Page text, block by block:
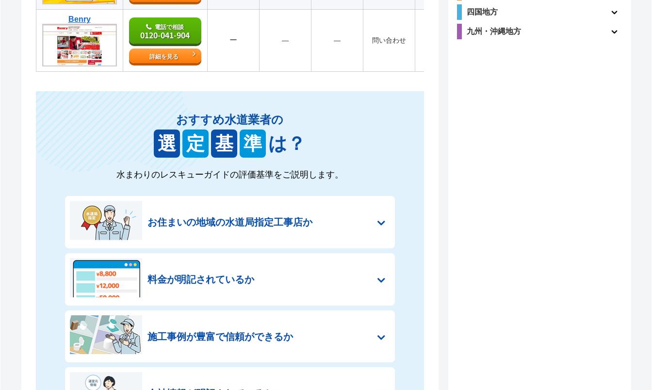
Benry
電話で相談
0120-041-904
詳細を見る
ー ― ― 問い合わせ
2.3
おすすめ水道業者の
選 定 基 準 は？
水まわりのレスキューガイドの評価基準をご説明します。
お住まいの地域の水道局指定工事店か
料金が明記されているか
施工事例が豊富で信頼ができるか
四国地方
九州・沖縄地方